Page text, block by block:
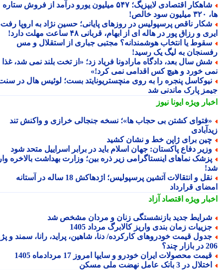
شاهکار اقتصادی لایپزیگ؛ ۵۴۷ میلیون یورو درآمد از فروش ستاره
ناقص پرسپولیس در روزهای پایانی؛ حسین نژاد به اروپا رفت،
و رزاق پور در هاله ای از ابهام، قربانی ۴۸ ساعت مهلت دارد!
یا انتخاب هوشمندانه؟ مجتبی جباری از استقلال و مس
به لیگ یک رسید!
سال بعد، دادگاه مارادونا فریاد زد؛ «از تخت بلند نمی شد، غذا
خورد و هیچ کس اقدامی نمی کرد!»
پنجره را به روی منچستریونایتد بست؛ لوئیس هال در سنت
پارک ماندنی شد
ویژهایونا نیوز
کشتن بی حجاب ها»؛ نسخه جنجالی خرازی و واکنش تند
برای ژاپن خط و نشان کشید
دفاع پاکستان: جهان اسلام باید در برابر اسراییل متحد شود
نماهای اینستاگرامی زیر ذره بین؛ وزارت بهداشت بالاخره وارد
نقل و انتقالات آتشین پرسپولیس؛ اژدهاکش 18 ساله در آستانه
قرارداد
ویژهاقتصاد آزاد
جدید بازنشستگی زنان و مردان مشخص شد
زمان بندی واریز کالابرگ مرداد 1405
قیمت خودروهای کارکرده/ دنا، شاهین، پراید، رانا، سمند و پژو
محصولات ایران خودرو و سایپا امروز 17 مردادماه 1405
در 3 بانک عامل نهضت ملی مسکن